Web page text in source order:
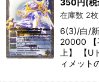
350 円(税
在庫数 2枚
6(3)/白/
20000 【
上】 【U
ィメット